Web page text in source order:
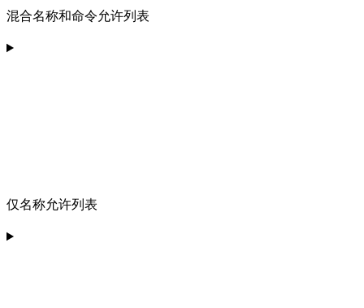
混合名称和命令允许列表
仅名称允许列表